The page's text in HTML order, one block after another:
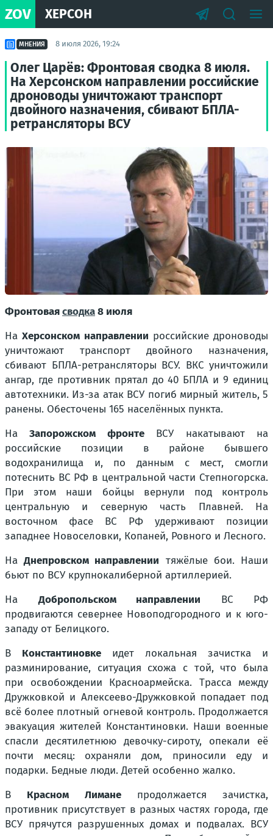
ZOV ХЕРСОН
МНЕНИЯ 8 июля 2026, 19:24
Олег Царёв: Фронтовая сводка 8 июля.
На Херсонском направлении российские
дроноводы уничтожают транспорт
двойного назначения, сбивают БПЛА-
ретрансляторы ВСУ
Фронтоваясводка8 июля
НаХерсонском направлении российские дроноводы
уничтожают транспорт двойного назначения,
сбивают БПЛА-ретрансляторы ВСУ. ВКС уничтожили
ангар, где противник прятал до 40 БПЛА и 9 единиц
автотехники. Из-за атак ВСУ погиб мирный житель, 5
ранены. Обесточены 165 населённых пункта.
НаЗапорожском фронтеВСУ накатывают на
российские позиции в районе бывшего
водохранилища и, по данным с мест, смогли
потеснить ВС РФ в центральной части Степногорска.
При этом наши бойцы вернули под контроль
центральную и северную часть Плавней. На
восточном фасе ВС РФ удерживают позиции
западнее Новоселовки, Копаней, Ровного и Лесного.
НаДнепровском направлении тяжёлые бои. Наши
бьют по ВСУ крупнокалиберной артиллерией.
НаДобропольском направлении ВС РФ
продвигаются севернее Новоподгородного и к юго-
западу от Белицкого.
В Константиновке идет локальная зачистка и
разминирование, ситуация схожа с той, что была
при освобождении Красноармейска. Трасса между
Дружковкой и Алексеево-Дружковкой попадает под
всё более плотный огневой контроль. Продолжается
эвакуация жителей Константиновки. Наши военные
спасли десятилетнюю девочку-сироту, опекали её
почти месяц: охраняли дом, приносили еду и
подарки. Бедные люди. Детей особенно жалко.
В Красном Лиманепродолжается зачистка,
противник присутствует в разных частях города, где
ВСУ прячутся разрушенных домах и подвалах. ВСУ